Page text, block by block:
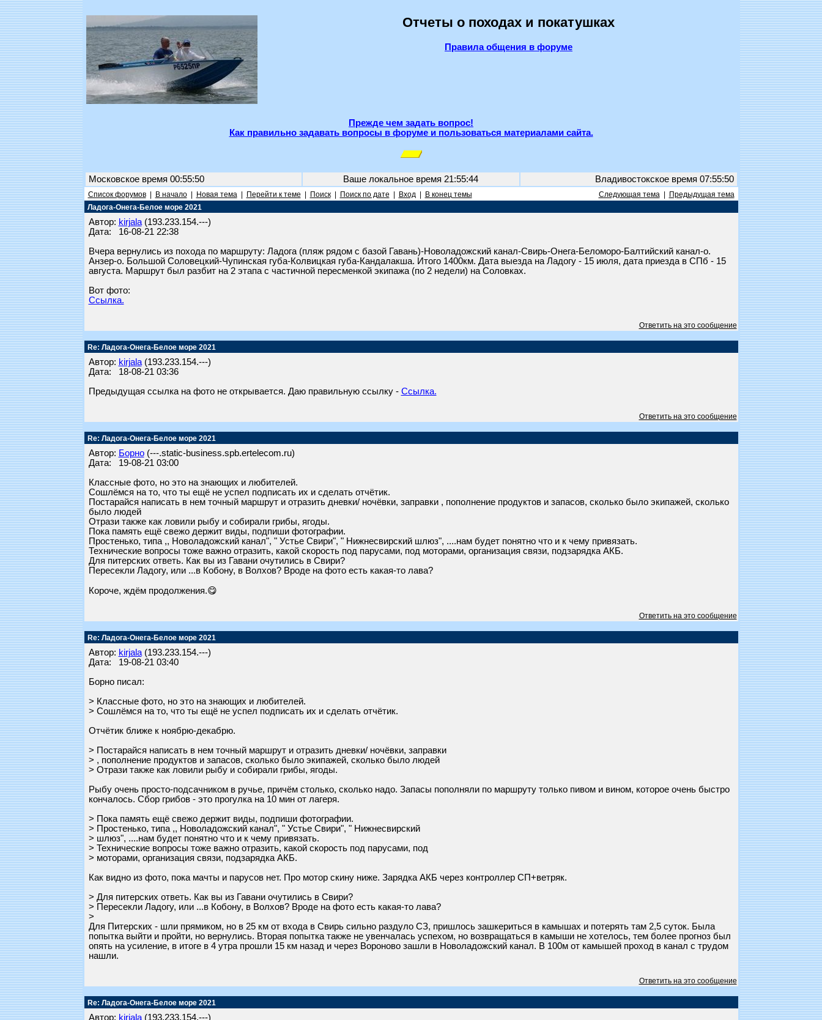
Отчеты о походах и покатушках
Правила общения в форуме
Прежде чем задать вопрос!
Как правильно задавать вопросы в форуме и пользоваться материалами сайта.
Московское время 00:55:50 Ваше локальное время 21:55:44 Владивостокское время 07:55:50
Список форумов| В начало| Новая тема| Перейти к теме Поиск| Поиск по дате Вход| В конец темы Следующая тема|
Предыдущая тема
Ладога-Онега-Белое море 2021
Автор: kirjala(193.233.154.---)
Дата: 16-08-21 22:38
Вчера вернулись из похода по маршруту: Ладога (пляж рядом с базой Гавань)-Новоладожский канал-Свирь-Онега-Беломоро-Балтийский канал-о.
Анзер-о. Большой Соловецкий-Чупинская губа-Колвицкая губа-Кандалакша. Итого 1400км. Дата выезда на Ладогу - 15 июля, дата приезда в СПб - 15
августа. Маршрут был разбит на 2 этапа с частичной пересменкой экипажа (по 2 недели) на Соловках.
Вот фото:
Ссылка.
Ответить на это сообщение
Re: Ладога-Онега-Белое море 2021
Автор: kirjala(193.233.154.---)
Дата: 18-08-21 03:36
Предыдущая ссылка на фото не открывается. Даю правильную ссылку - Ссылка.
Ответить на это сообщение
Re: Ладога-Онега-Белое море 2021
Автор: Борно(---.static-business.spb.ertelecom.ru)
Дата: 19-08-21 03:00
Классные фото, но это на знающих и любителей.
Сошлёмся на то, что ты ещё не успел подписать их и сделать отчётик.
Постарайся написать в нем точный маршрут и отразить дневки/ ночёвки, заправки , пополнение продуктов и запасов, сколько было экипажей, сколько
было людей
Отрази также как ловили рыбу и собирали грибы, ягоды.
Пока память ещё свежо держит виды, подпиши фотографии.
Простенько, типа ,, Новоладожский канал", " Устье Свири", " Нижнесвирский шлюз", ....нам будет понятно что и к чему привязать.
Технические вопросы тоже важно отразить, какой скорость под парусами, под моторами, организация связи, подзарядка АКБ.
Для питерских ответь. Как вы из Гавани очутились в Свири?
Пересекли Ладогу, или ...в Кобону, в Волхов? Вроде на фото есть какая-то лава?
Короче, ждём продолжения.😋
Ответить на это сообщение
Re: Ладога-Онега-Белое море 2021
Автор: kirjala(193.233.154.---)
Дата: 19-08-21 03:40
Борно писал:
> Классные фото, но это на знающих и любителей.
> Сошлёмся на то, что ты ещё не успел подписать их и сделать отчётик.
Отчётик ближе к ноябрю-декабрю.
> Постарайся написать в нем точный маршрут и отразить дневки/ ночёвки, заправки
> , пополнение продуктов и запасов, сколько было экипажей, сколько было людей
> Отрази также как ловили рыбу и собирали грибы, ягоды.
Рыбу очень просто-подсачником в ручье, причём столько, сколько надо. Запасы пополняли по маршруту только пивом и вином, которое очень быстро
кончалось. Сбор грибов - это прогулка на 10 мин от лагеря.
> Пока память ещё свежо держит виды, подпиши фотографии.
> Простенько, типа ,, Новоладожский канал", " Устье Свири", " Нижнесвирский
> шлюз", ....нам будет понятно что и к чему привязать.
> Технические вопросы тоже важно отразить, какой скорость под парусами, под
> моторами, организация связи, подзарядка АКБ.
Как видно из фото, пока мачты и парусов нет. Про мотор скину ниже. Зарядка АКБ через контроллер СП+ветряк.
> Для питерских ответь. Как вы из Гавани очутились в Свири?
> Пересекли Ладогу, или ...в Кобону, в Волхов? Вроде на фото есть какая-то лава?
>
Для Питерских - шли прямиком, но в 25 км от входа в Свирь сильно раздуло СЗ, пришлось зашкериться в камышах и потерять там 2,5 суток. Была
попытка выйти и пройти, но вернулись. Вторая попытка также не увенчалась успехом, но возвращаться в камыши не хотелось, тем более прогноз был
опять на усиление, в итоге в 4 утра прошли 15 км назад и через Вороново зашли в Новоладожский канал. В 100м от камышей проход в канал с трудом
нашли.
Ответить на это сообщение
Re: Ладога-Онега-Белое море 2021
Автор: kirjala(193.233.154.---)